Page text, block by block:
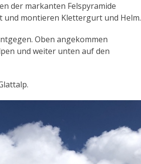
der markanten Felspyramide
und montieren Klettergurt und Helm.
Oben angekommen
und weiter unten auf den